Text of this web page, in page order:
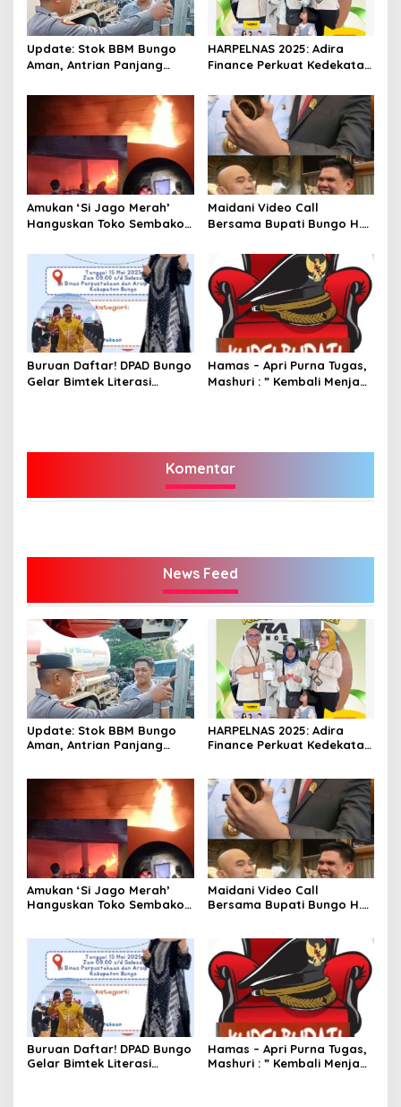
Update: Stok BBM Bungo
Aman, Antrian Panjang
HARPELNAS 2025: Adira
Finance Perkuat Kedekatan
“Terima Kasih Sahabat”
Amukan ‘Si Jago Merah’
Hanguskan Toko Sembako
Warga Bungo- Jambi
Maidani Video Call
Bersama Bupati Bungo H.
Saat Pesta Rakyat
Berlangsung
Buruan Daftar! DPAD Bungo
Gelar Bimtek Literasi
Hamas – Apri Purna Tugas,
Mashuri : ” Kembali Menjadi
Komentar
News Feed
Update: Stok BBM Bungo
Aman, Antrian Panjang
HARPELNAS 2025: Adira
Finance Perkuat Kedekatan
Amukan ‘Si Jago Merah’
Hanguskan Toko Sembako
Maidani Video Call
Bersama Bupati Bungo H.
Berlangsung
Buruan Daftar! DPAD Bungo
Gelar Bimtek Literasi
Hamas – Apri Purna Tugas,
Mashuri : ” Kembali Menjadi